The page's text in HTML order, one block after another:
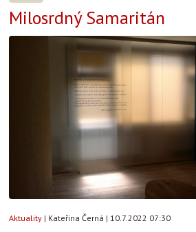
Milosrdný Samaritán
Aktuality | Kateřina Černá | 10.7.2022 07:30